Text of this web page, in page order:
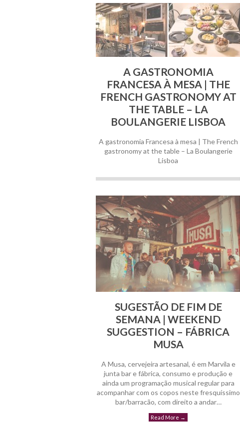
A GASTRONOMIA
FRANCESA À MESA | THE
FRENCH GASTRONOMY AT
THE TABLE – LA
BOULANGERIE LISBOA
A gastronomia Francesa à mesa | The French
gastronomy at the table – La Boulangerie
Lisboa
SUGESTÃO DE FIM DE
SEMANA | WEEKEND
SUGGESTION – FÁBRICA
MUSA
A Musa, cervejeira artesanal, é em Marvila e
junta bar e fábrica, consumo e produção e
ainda um programação musical regular para
acompanhar com os copos neste fresquíssimo
bar/barracão, com direito a andar…
Read More →